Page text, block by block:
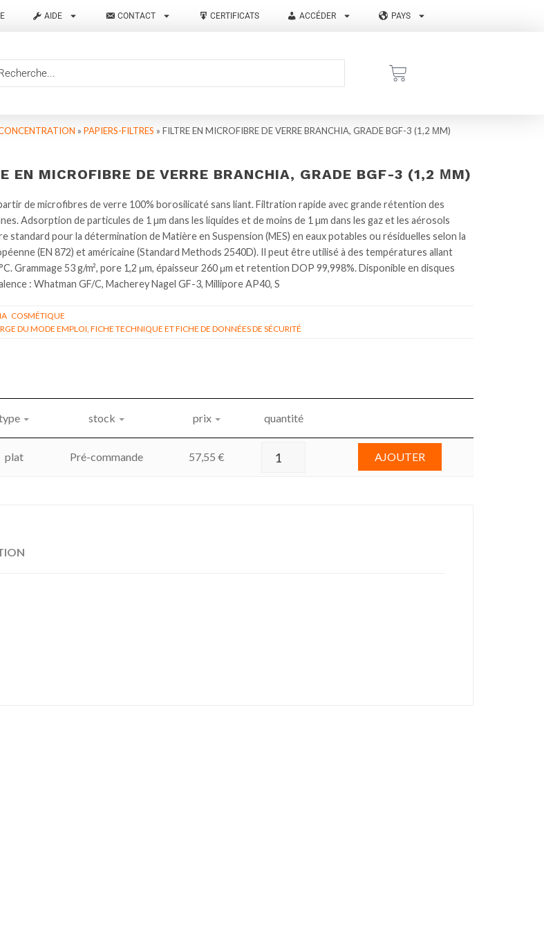
AIDE CONTACT CERTIFICATS ACCÉDER PAYS
» PAPIERS-FILTRES » FILTRE EN MICROFIBRE DE VERRE BRANCHIA, GRADE BGF-3 (1,2 ΜM)
EN MICROFIBRE DE VERRE BRANCHIA, GRADE BGF-3 (1,2 ΜM)
de microfibres de verre 100% borosilicaté sans liant. Filtration rapide avec grande rétention des
Adsorption de particules de 1 µm dans les liquides et de moins de 1 µm dans les gaz et les aérosols
standard pour la détermination de Matière en Suspension (MES) en eaux potables ou résiduelles selon la
(EN 872) et américaine (Standard Methods 2540D). Il peut être utilisé à des températures allant
Grammage 53 g/m², pore 1,2 μm, épaisseur 260 μm et retention DOP 99,998%. Disponible en disques
: Whatman GF/C, Macherey Nagel GF-3, Millipore AP40, S
DU MODE EMPLOI, FICHE TECHNIQUE ET FICHE DE DONNÉES DE SÉCURITÉ
stock prix quantité
plat Pré-commande 57,55 € AJOUTER